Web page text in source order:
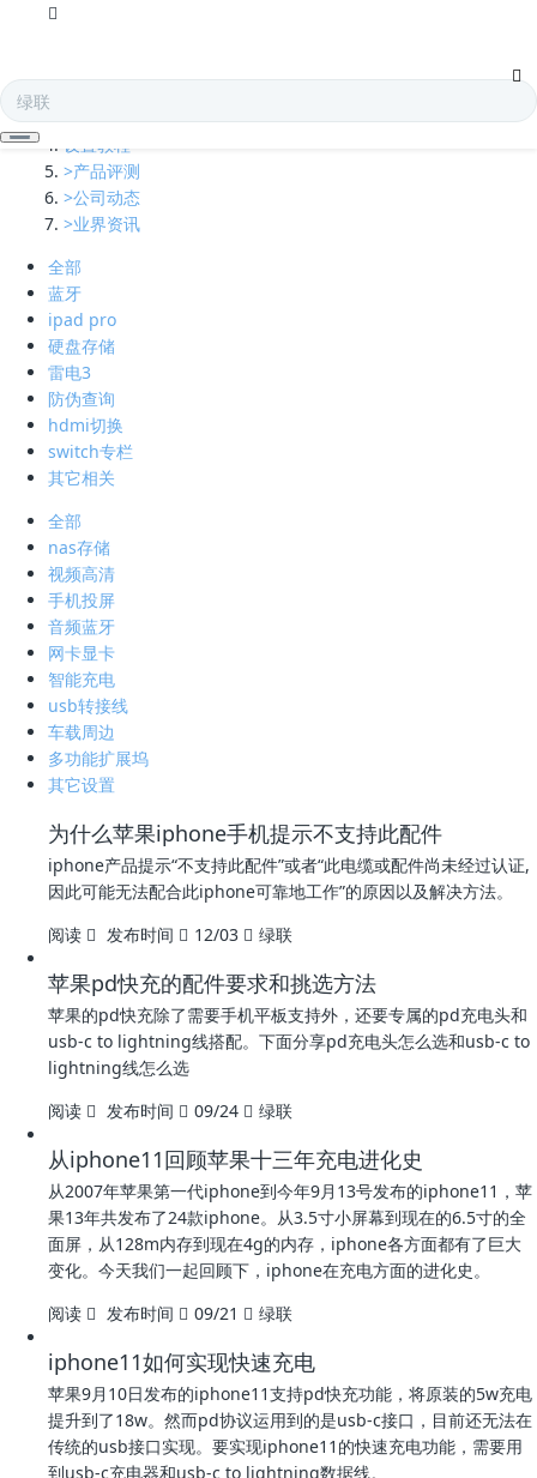
凯发娱乐全球的技术支持
设置教程
>产品评测
>公司动态
>业界资讯
全部
蓝牙
ipad pro
硬盘存储
雷电3
防伪查询
hdmi切换
switch专栏
其它相关
全部
nas存储
视频高清
手机投屏
音频蓝牙
网卡显卡
智能充电
usb转接线
车载周边
多功能扩展坞
其它设置
为什么苹果iphone手机提示不支持此配件
iphone产品提示“不支持此配件”或者“此电缆或配件尚未经过认证,
因此可能无法配合此iphone可靠地工作”的原因以及解决方法。
阅读
发布时间 12/03 绿联
苹果pd快充的配件要求和挑选方法
苹果的pd快充除了需要手机平板支持外，还要专属的pd充电头和
usb-c to lightning线搭配。下面分享pd充电头怎么选和usb-c to
lightning线怎么选
阅读
发布时间 09/24 绿联
从iphone11回顾苹果十三年充电进化史
从2007年苹果第一代iphone到今年9月13号发布的iphone11，苹
果13年共发布了24款iphone。从3.5寸小屏幕到现在的6.5寸的全
面屏，从128m内存到现在4g的内存，iphone各方面都有了巨大
变化。今天我们一起回顾下，iphone在充电方面的进化史。
阅读
发布时间 09/21 绿联
iphone11如何实现快速充电
苹果9月10日发布的iphone11支持pd快充功能，将原装的5w充电
提升到了18w。然而pd协议运用到的是usb-c接口，目前还无法在
传统的usb接口实现。要实现iphone11的快速充电功能，需要用
到usb-c充电器和usb-c to lightning数据线。